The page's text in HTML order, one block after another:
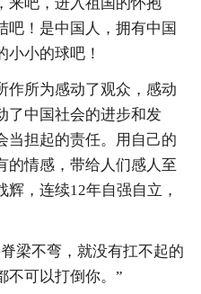
吧！是中国人，拥有中国
小小的球吧！
作所为感动了观众，感动
了中国社会的进步和发
当担起的责任。用自己的
的情感，带给人们感人至
，连续12年自强自立，
梁不弯，就没有扛不起的
不可以打倒你。”